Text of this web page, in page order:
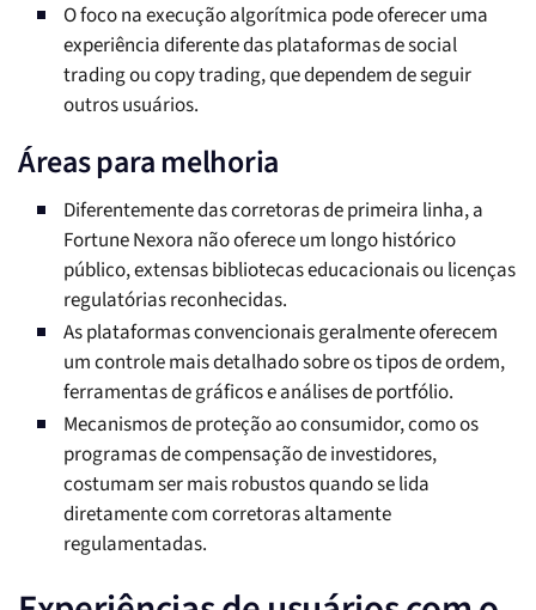
O foco na execução algorítmica pode oferecer uma
experiência diferente das plataformas de social
trading ou copy trading, que dependem de seguir
outros usuários.
Áreas para melhoria
Diferentemente das corretoras de primeira linha, a
Fortune Nexora não oferece um longo histórico
público, extensas bibliotecas educacionais ou licenças
regulatórias reconhecidas.
As plataformas convencionais geralmente oferecem
um controle mais detalhado sobre os tipos de ordem,
ferramentas de gráficos e análises de portfólio.
Mecanismos de proteção ao consumidor, como os
programas de compensação de investidores,
costumam ser mais robustos quando se lida
diretamente com corretoras altamente
regulamentadas.